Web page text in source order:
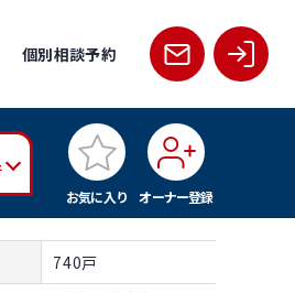
個別相談予約
お気に入り
オーナー登録
740戸